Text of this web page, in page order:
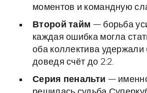
моментов и командную
Второй тайм — борьба
каждая ошибка могла
оба коллектива удержали
доведя счёт до 2:2.
Серия пенальти —